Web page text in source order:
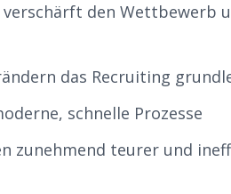
verschärft den Wettbewerb
das Recruiting
schnelle Prozesse
zunehmend teurer und